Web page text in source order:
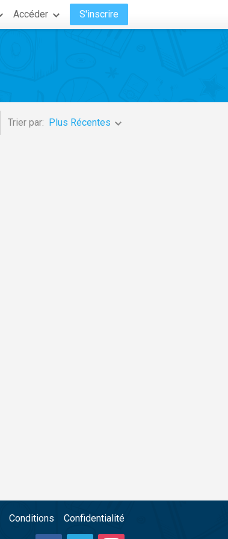
Accéder S'inscrire
Trier par: Plus Récentes
Conditions Confidentialité